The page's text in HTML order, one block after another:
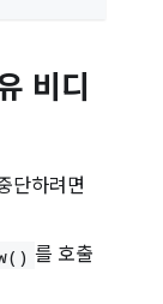
비디
단하려면
를 호출